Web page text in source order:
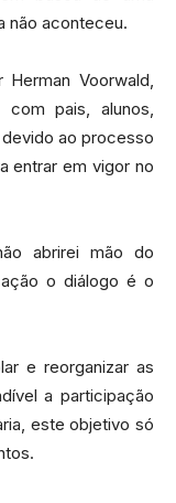
não aconteceu.
Voorwald,
pais, alunos,
ao processo
entrar em vigor no
abrirei mão do
o diálogo é o
e reorganizar as
a participação
este objetivo só